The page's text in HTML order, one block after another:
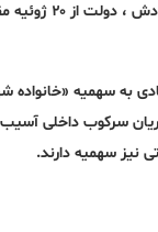
به سهمیه «خانواده
سرکوب داخلی آسیب
نیز سهمیه دارند.